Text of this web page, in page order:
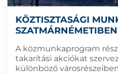
KÖZTISZTASÁGI
SZATMÁRNÉMETIBEN
A közmunkaprogram
takarítási akciókat
különböző